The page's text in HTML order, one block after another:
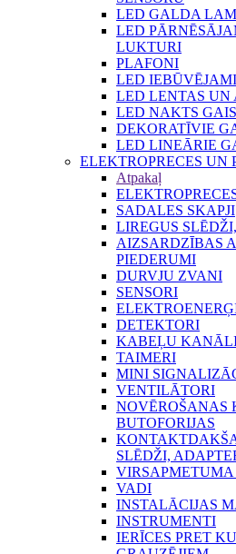
LED GALDA
LED
LUKTURI
PLAFONI
LED
LED LENTAS UN
LED NAKTS
DEKORATĪVIE
LED LINEĀRIE
ELEKTROPRECES UN
Atpakaļ
SADALES SKAPJI
LIREGUS
AIZSARDZĪBAS
PIEDERUMI
DURVJU ZVANI
SENSORI
DETEKTORI
KABEĻU
TAIMERI
MINI
VENTILĀTORI
NOVĒROŠANAS
BUTOFORIJAS
SLĒDŽI,
VIRSAPMETUMA
VADI
INSTALĀCIJAS
INSTRUMENTI
IERĪCES PRET